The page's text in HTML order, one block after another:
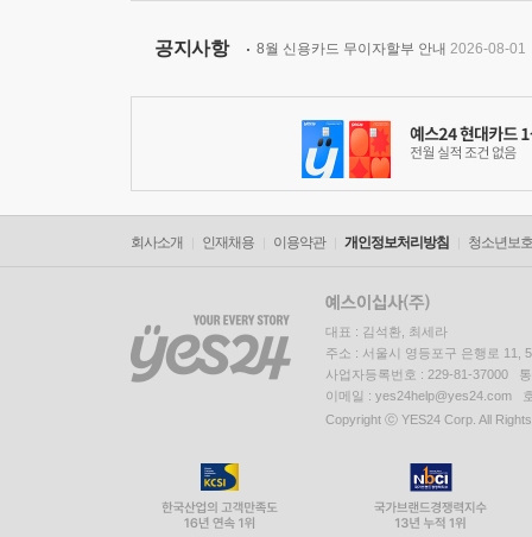
공지사항 8월 신용카드 무이자할부 안내 2026-08-01
회사소개 인재채용 이용약관 개인정보처리방침 청소년보
대표 : 김석환, 최세라
주소 : 서울시 영등포구 은행로 11,
사업자등록번호 : 229-81-37000
이메일 : yes24help@yes24.com
Copyright ⓒ YES24 Corp. All